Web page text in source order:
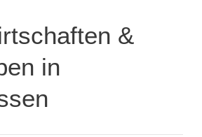
&
in